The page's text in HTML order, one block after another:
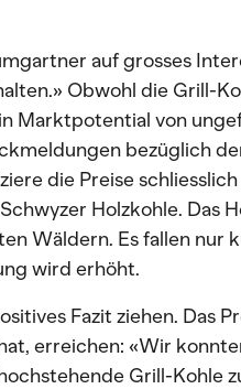
auf grosses
Obwohl die Grill-
Marktpotential von
bezüglich
die Preise
Holzkohle. Das
Wäldern. Es fallen nur
wird erhöht.
Fazit ziehen. Das
erreichen: «Wir
Grill-Kohle